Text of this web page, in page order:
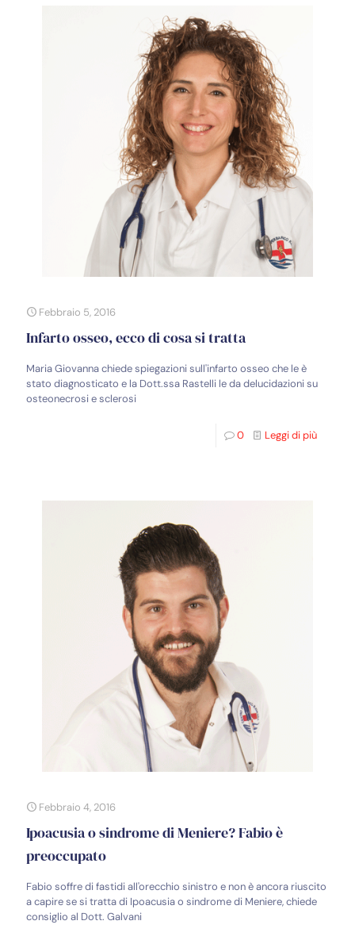
Febbraio 5, 2016
Infarto osseo, ecco di cosa si tratta
Maria Giovanna chiede spiegazioni sull'infarto osseo che le è
stato diagnosticato e la Dott.ssa Rastelli le da delucidazioni su
osteonecrosi e sclerosi
0 Leggi di più
Febbraio 4, 2016
Ipoacusia o sindrome di Meniere? Fabio è
preoccupato
Fabio soffre di fastidi all'orecchio sinistro e non è ancora riuscito
a capire se si tratta di Ipoacusia o sindrome di Meniere, chiede
consiglio al Dott. Galvani